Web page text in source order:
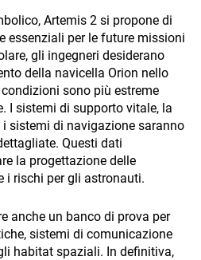
Artemis 2 si propone di
essenziali per le future missioni
gli ingegneri desiderano
della navicella Orion nello
sono più estreme
I sistemi di supporto vitale, la
sistemi di navigazione saranno
Questi dati
la progettazione delle
i rischi per gli astronauti.
anche un banco di prova per
sistemi di comunicazione
habitat spaziali. In definitiva,